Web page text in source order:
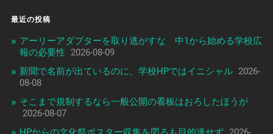
最近の投稿
アーリーアダプターを取り逃がすな 中1から始める学校広
報の必要性
2026-08-09
新聞で名前が出ているのに、学校HPではイニシャル 2026-
08-08
そこまで規制するなら一般公開の看板はおろしたほうが
2026-08-07